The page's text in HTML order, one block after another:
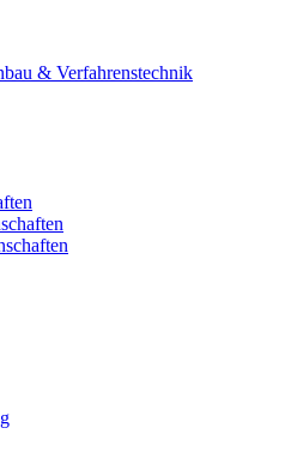
& Verfahrenstechnik